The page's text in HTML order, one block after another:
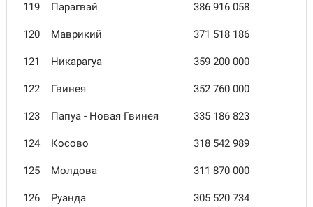
119 Парагвай 386 916 058
120 Маврикий 371 518 186
121 Никарагуа 359 200 000
122 Гвинея 352 760 000
123 Папуа - Новая Гвинея 335 186 823
124 Косово 318 542 989
125 Молдова 311 870 000
126 Руанда 305 520 734